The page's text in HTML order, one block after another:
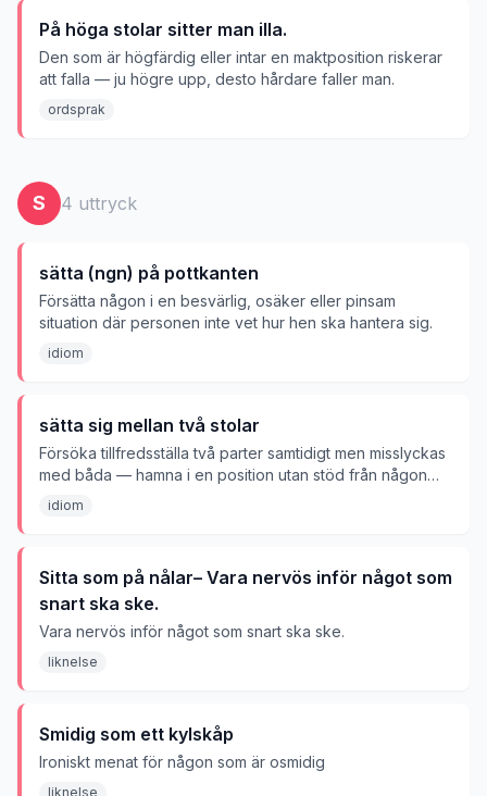
På höga stolar sitter man illa.
Den som är högfärdig eller intar en maktposition riskerar
att falla — ju högre upp, desto hårdare faller man.
ordsprak
S 4 uttryck
sätta (ngn) på pottkanten
Försätta någon i en besvärlig, osäker eller pinsam
situation där personen inte vet hur hen ska hantera sig.
idiom
sätta sig mellan två stolar
Försöka tillfredsställa två parter samtidigt men misslyckas
med båda — hamna i en position utan stöd från någon
sida.
idiom
Sitta som på nålar– Vara nervös inför något som
snart ska ske.
Vara nervös inför något som snart ska ske.
liknelse
Smidig som ett kylskåp
Ironiskt menat för någon som är osmidig
liknelse